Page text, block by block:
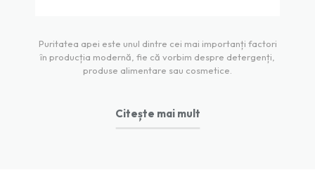
Puritatea apei este unul dintre cei mai importanți factori
în producția modernă, fie că vorbim despre detergenți,
produse alimentare sau cosmetice.
Citește mai mult